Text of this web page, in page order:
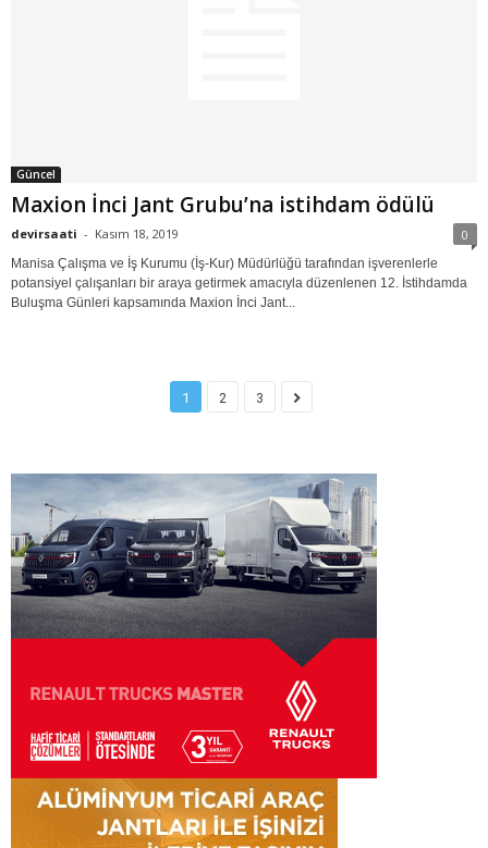
Güncel
Maxion İnci Jant Grubu’na istihdam ödülü
devirsaati - Kasım 18, 2019 0
Manisa Çalışma ve İş Kurumu (İş-Kur) Müdürlüğü tarafından işverenlerle
potansiyel çalışanları bir araya getirmek amacıyla düzenlenen 12. İstihdamda
Buluşma Günleri kapsamında Maxion İnci Jant...
1 2 3